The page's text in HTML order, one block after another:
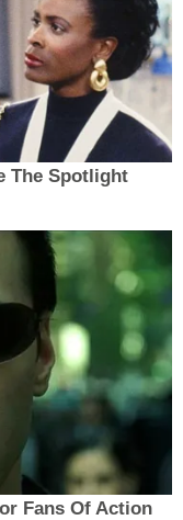
The Spotlight
Fans Of Action